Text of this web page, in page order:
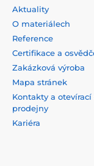
Aktuality
O materiálech
Reference
Certifikace a
Zakázková výroba
Mapa stránek
Kontakty a otevírací
prodejny
Kariéra